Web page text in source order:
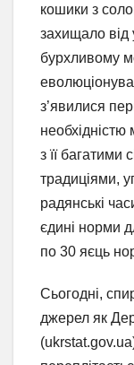
кошики з
захищало від
бурхливому
з’явилися
з її багатими
традиціями,
радянські
єдині норми
по 30 яєць
Сьогодні,
джерел як